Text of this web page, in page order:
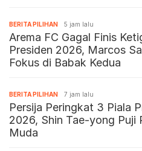
BERITA PILIHAN 5 jam lalu
Arema FC Gagal Finis
Presiden 2026, Marcos
Fokus di Babak Kedua
BERITA PILIHAN 7 jam lalu
Persija Peringkat 3 Piala
2026, Shin Tae-yong Puji
Muda